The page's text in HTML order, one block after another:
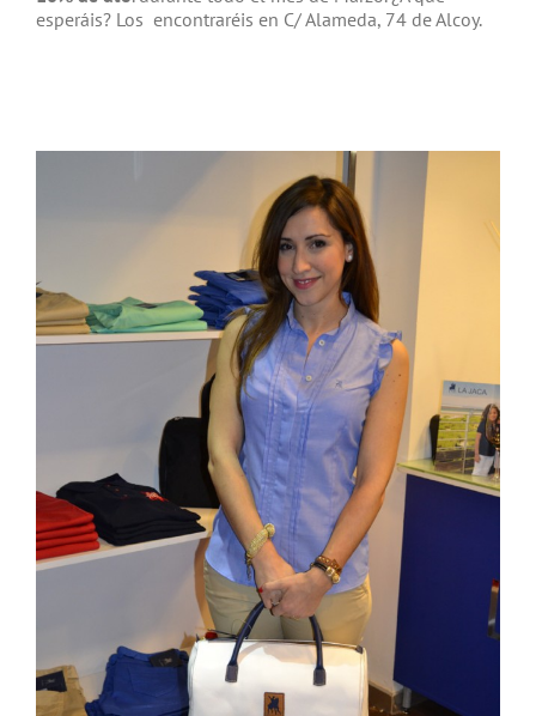
esperáis? Los encontraréis en C/ Alameda, 74 de Alcoy.